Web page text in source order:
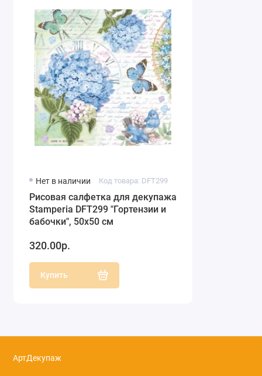
Нет в наличии Код товара: DFT299
Рисовая салфетка для декупажа
Stamperia DFT299 "Гортензии и
бабочки", 50х50 см
320.00р.
Купить
АртДекупаж